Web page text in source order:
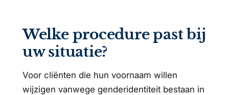
Welke procedure past bij
uw situatie?
Voor cliënten die hun voornaam willen
wijzigen vanwege genderidentiteit bestaan in